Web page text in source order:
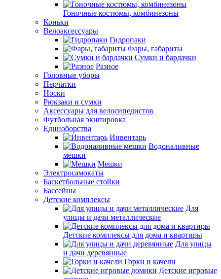
Гоночные костюмы, комбинезоны
Коньки
Велоаксессуары
Гидропаки
Фары, габариты
Сумки и бардачки
Разное
Головные уборы
Перчатки
Носки
Рюкзаки и сумки
Аксессуары для велосипедистов
Футбольная экипировка
Единоборства
Инвентарь
Водоналивные
мешки
Мешки
Электросамокаты
Баскетбольные стойки
Бассейны
Детские комплексы
Для
улицы и дачи металлические
Детские комплексы для дома и квартиры
Для улицы
и дачи деревянные
Горки и качели
Детские игровые